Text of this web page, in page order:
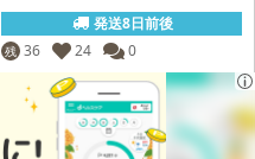
発送8日前後
残 36 24 0